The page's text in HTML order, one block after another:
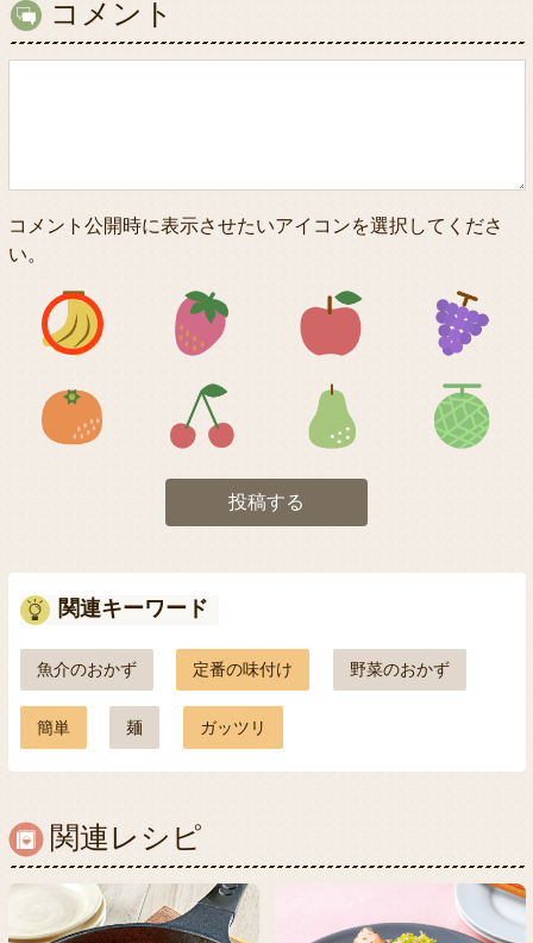
コメント
コメント公開時に表示させたいアイコンを選択してくださ
い。
アイコン1 アイコン2 アイコン3
アイコン5 アイコン6 アイコン7
投稿する
関連キーワード
魚介のおかず 定番の味付け 野菜のおかず
簡単 麺 ガッツリ
関連レシピ